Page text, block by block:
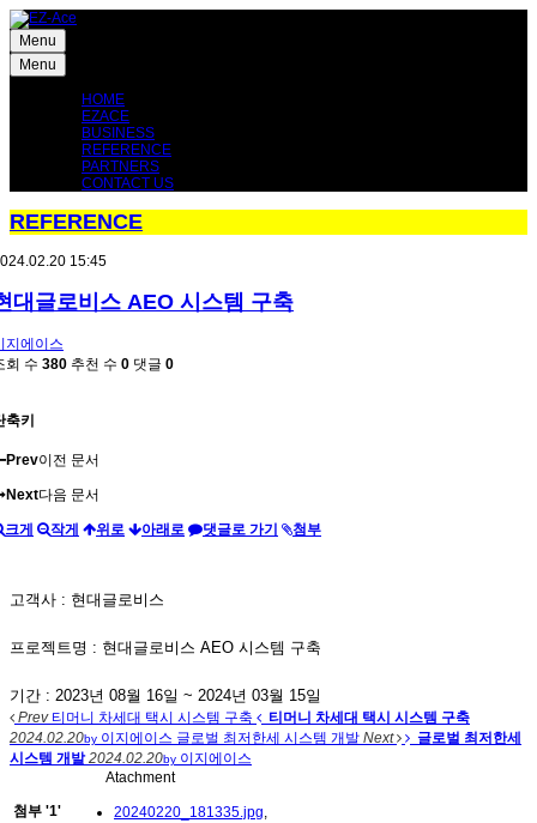
Menu
Menu
HOME
EZACE
BUSINESS
REFERENCE
PARTNERS
CONTACT US
REFERENCE
15:45
대글로비스 AEO 시스템 구축
지에이스
회 수 380 추천 수 0 댓글 0
축키
Prev이전 문서
Next다음 문서
크게 작게 위로 아래로 댓글로 가기 첨부
고객사 : 현대글로비스
프로젝트명 : 현대글로비스 AEO 시스템 구축
기간 : 2023년 08월 16일 ~ 2024년 03월 15일
Prev티머니 차세대 택시 시스템 구축
티머니 차세대 택시 시스템 구축
2024.02.20by 이지에이스 글로벌 최저한세 시스템 개발 Next
글로벌 최저한세
시스템 개발 2024.02.20by 이지에이스
Atachment
첨부 '1' 20240220_181335.jpg